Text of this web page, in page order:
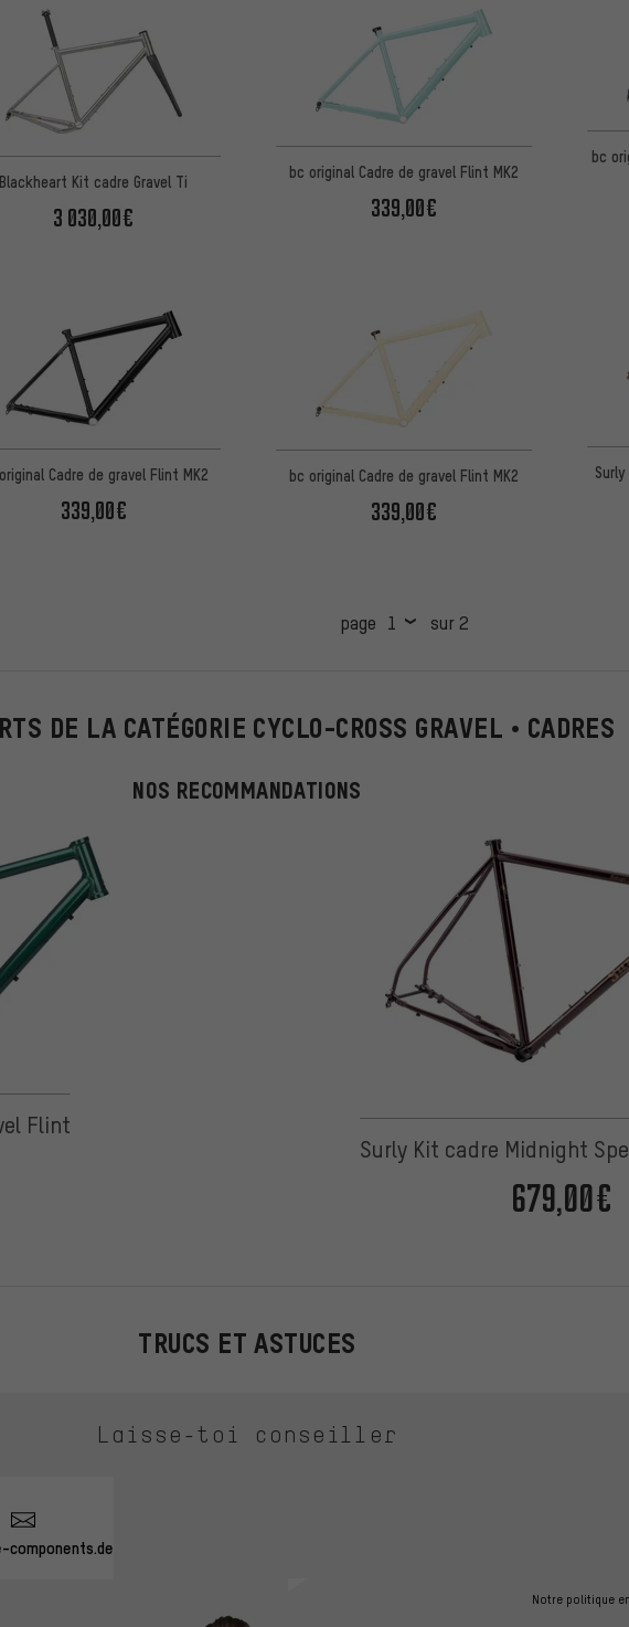
Blackheart Kit cadre Gravel Ti
3 030,00€
bc original Cadre de gravel Flint MK2
339,00€
bc
Cadre de gravel Flint MK2
339,00€
bc original Cadre de gravel Flint MK2
339,00€
page sur 2
DE LA CATÉGORIE CYCLO-CROSS GRAVEL • CADRES
NOS RECOMMANDATIONS
Flint
Surly Kit cadre Midnight
679,00€
TRUCS ET ASTUCES
Laisse-toi conseiller
components.de
Notre politique